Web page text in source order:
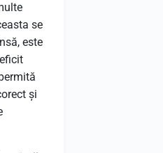
se
este
și